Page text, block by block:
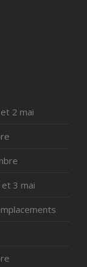
2 mai
3 mai